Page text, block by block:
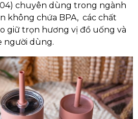
chuyên dùng trong ngành
không chứa BPA, các chất
giữ trọn hương vị đồ uống và
người dùng.